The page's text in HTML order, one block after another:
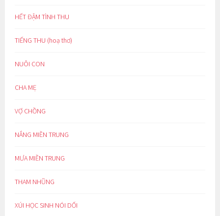
HẾT ĐẬM TÌNH THU
TIẾNG THU (hoạ thơ)
NUÔI CON
CHA MẸ
VỢ CHỒNG
NẮNG MIỀN TRUNG
MƯA MIỀN TRUNG
THAM NHŨNG
XÚI HỌC SINH NÓI DỐI